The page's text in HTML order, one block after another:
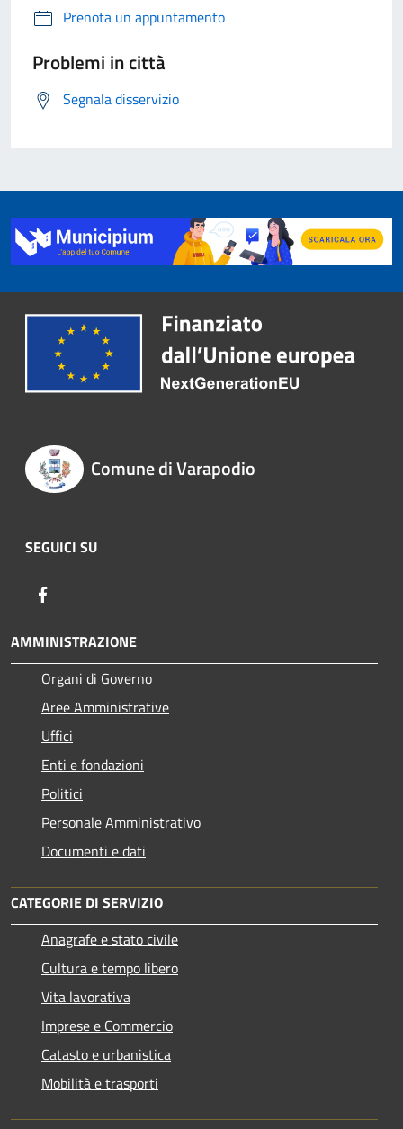
Prenota un appuntamento
Problemi in città
Segnala disservizio
Comune di Varapodio
SEGUICI SU
AMMINISTRAZIONE
Organi di Governo
Aree Amministrative
Uffici
Enti e fondazioni
Politici
Personale Amministrativo
Documenti e dati
CATEGORIE DI SERVIZIO
Anagrafe e stato civile
Cultura e tempo libero
Vita lavorativa
Imprese e Commercio
Catasto e urbanistica
Mobilità e trasporti